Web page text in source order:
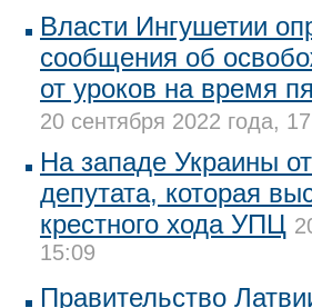
Власти Ингушетии
сообщения об
от уроков на время
20 сентября 2022 года,
На западе Украины
депутата, которая
крестного хода УПЦ
15:09
Правительство